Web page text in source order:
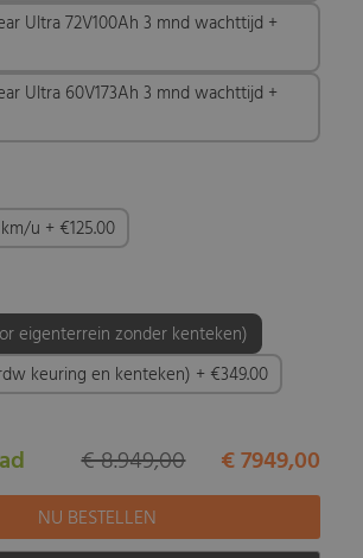
Ultra 72V100Ah 3 mnd wachttijd +
Ultra 60V173Ah 3 mnd wachttijd +
u + €125.00
eigenterrein zonder kenteken)
keuring en kenteken) + €349.00
€ 7949,00
€ 8.949,00